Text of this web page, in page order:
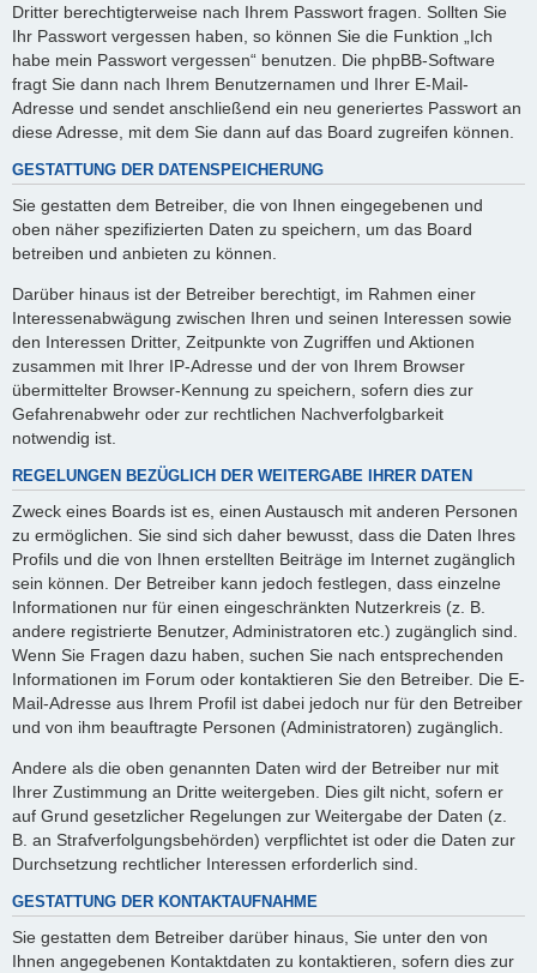
Dritter berechtigterweise nach Ihrem Passwort fragen. Sollten Sie
Ihr Passwort vergessen haben, so können Sie die Funktion „Ich
habe mein Passwort vergessen“ benutzen. Die phpBB-Software
fragt Sie dann nach Ihrem Benutzernamen und Ihrer E-Mail-
Adresse und sendet anschließend ein neu generiertes Passwort an
diese Adresse, mit dem Sie dann auf das Board zugreifen können.
GESTATTUNG DER DATENSPEICHERUNG
Sie gestatten dem Betreiber, die von Ihnen eingegebenen und
oben näher spezifizierten Daten zu speichern, um das Board
betreiben und anbieten zu können.
Darüber hinaus ist der Betreiber berechtigt, im Rahmen einer
Interessenabwägung zwischen Ihren und seinen Interessen sowie
den Interessen Dritter, Zeitpunkte von Zugriffen und Aktionen
zusammen mit Ihrer IP-Adresse und der von Ihrem Browser
übermittelter Browser-Kennung zu speichern, sofern dies zur
Gefahrenabwehr oder zur rechtlichen Nachverfolgbarkeit
notwendig ist.
REGELUNGEN BEZÜGLICH DER WEITERGABE IHRER DATEN
Zweck eines Boards ist es, einen Austausch mit anderen Personen
zu ermöglichen. Sie sind sich daher bewusst, dass die Daten Ihres
Profils und die von Ihnen erstellten Beiträge im Internet zugänglich
sein können. Der Betreiber kann jedoch festlegen, dass einzelne
Informationen nur für einen eingeschränkten Nutzerkreis (z. B.
andere registrierte Benutzer, Administratoren etc.) zugänglich sind.
Wenn Sie Fragen dazu haben, suchen Sie nach entsprechenden
Informationen im Forum oder kontaktieren Sie den Betreiber. Die E-
Mail-Adresse aus Ihrem Profil ist dabei jedoch nur für den Betreiber
und von ihm beauftragte Personen (Administratoren) zugänglich.
Andere als die oben genannten Daten wird der Betreiber nur mit
Ihrer Zustimmung an Dritte weitergeben. Dies gilt nicht, sofern er
auf Grund gesetzlicher Regelungen zur Weitergabe der Daten (z.
B. an Strafverfolgungsbehörden) verpflichtet ist oder die Daten zur
Durchsetzung rechtlicher Interessen erforderlich sind.
GESTATTUNG DER KONTAKTAUFNAHME
Sie gestatten dem Betreiber darüber hinaus, Sie unter den von
Ihnen angegebenen Kontaktdaten zu kontaktieren, sofern dies zur